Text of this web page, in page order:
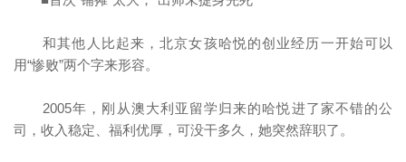
和其他人比起来，北京女孩哈悦的创业经历一开始可以
用“惨败”两个字来形容。
2005年，刚从澳大利亚留学归来的哈悦进了家不错的公
司，收入稳定、福利优厚，可没干多久，她突然辞职了。